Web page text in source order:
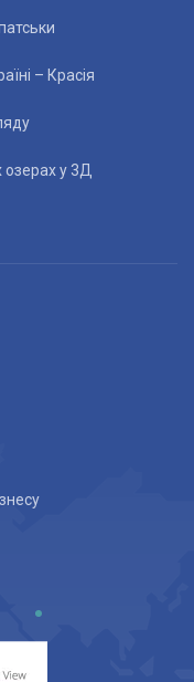
– Красія
озерах у 3Д